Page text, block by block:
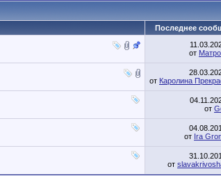
Последнее
от
от Каролина
от
от Ira
от